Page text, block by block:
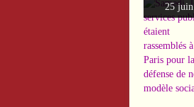
25 juin